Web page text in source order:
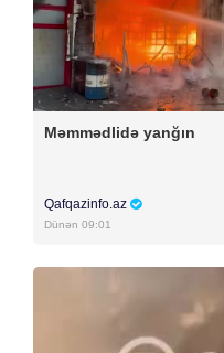
Məmmədlidə yanğın
Qafqazinfo.az
Dünən 09:01